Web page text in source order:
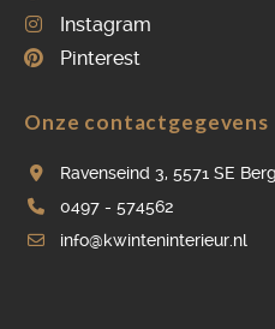
Instagram
Pinterest
Onze contactgegevens
Ravenseind 3, 5571 SE
0497 - 574562
info@kwinteninterieur.nl